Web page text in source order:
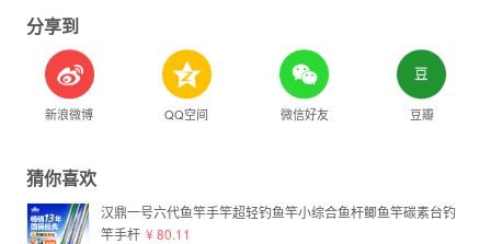
分享到
新浪微博 QQ空间 微信好友 豆瓣
猜你喜欢
汉鼎一号六代鱼竿手竿超轻钓鱼竿小综合鱼杆鲫鱼竿碳素台钓
竿手杆 ¥ 80.11